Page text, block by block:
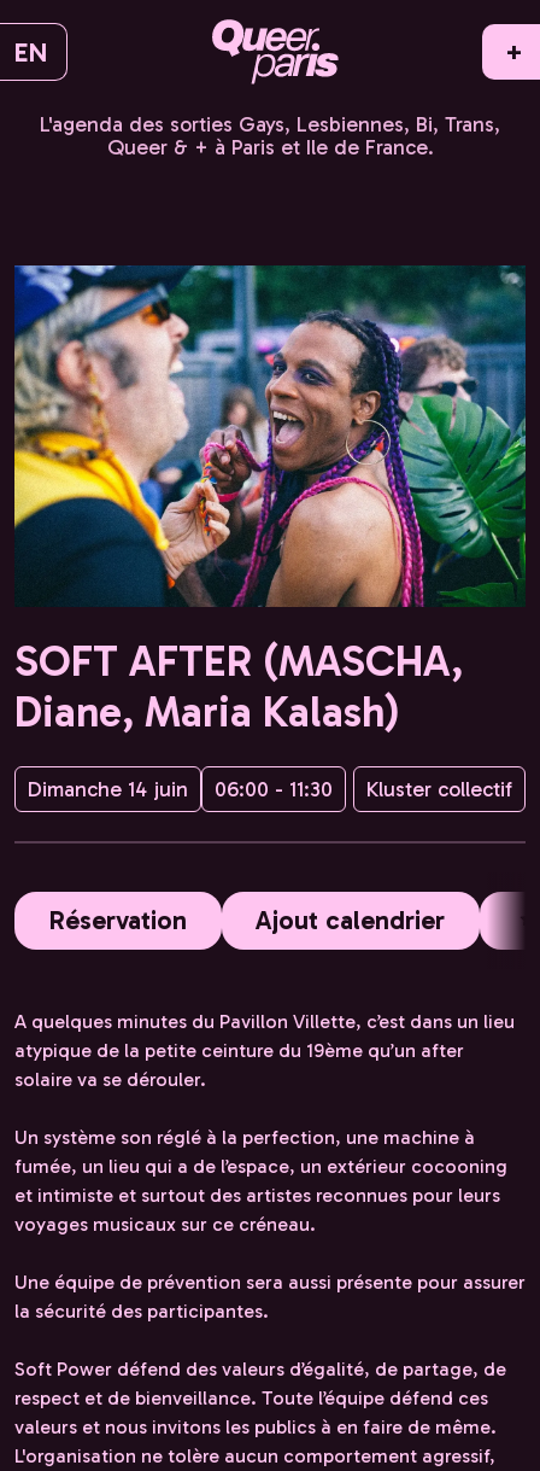
EN +
L'agenda des sorties Gays, Lesbiennes, Bi, Trans,
Queer & + à Paris et Ile de France.
SOFT AFTER (MASCHA,
Diane, Maria Kalash)
Dimanche 14 juin 06:00 - 11:30 Kluster collectif
Réservation Ajout calendrier
A quelques minutes du Pavillon Villette, c’est dans un lieu
atypique de la petite ceinture du 19ème qu’un after
solaire va se dérouler.
Un système son réglé à la perfection, une machine à
fumée, un lieu qui a de l’espace, un extérieur cocooning
et intimiste et surtout des artistes reconnues pour leurs
voyages musicaux sur ce créneau.
Une équipe de prévention sera aussi présente pour assurer
la sécurité des participantes.
Soft Power défend des valeurs d’égalité, de partage, de
respect et de bienveillance. Toute l’équipe défend ces
valeurs et nous invitons les publics à en faire de même.
L'organisation ne tolère aucun comportement agressif,